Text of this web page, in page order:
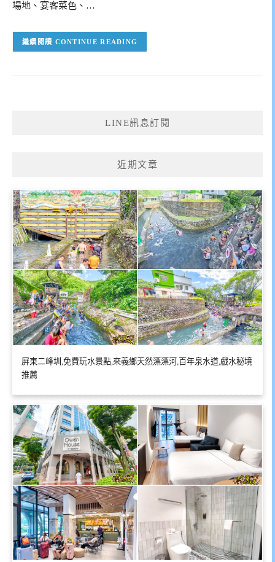
場地、宴客菜色、…
CONTINUE READING
LINE訊息訂閱
近期文章
屏東二峰圳,免費玩水景點,來義鄉天然漂漂河,百年泉水道,戲水秘境
推薦